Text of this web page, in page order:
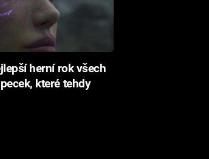
herní rok všech
které tehdy